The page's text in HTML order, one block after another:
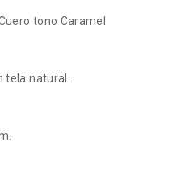
tono Caramel
tela natural.